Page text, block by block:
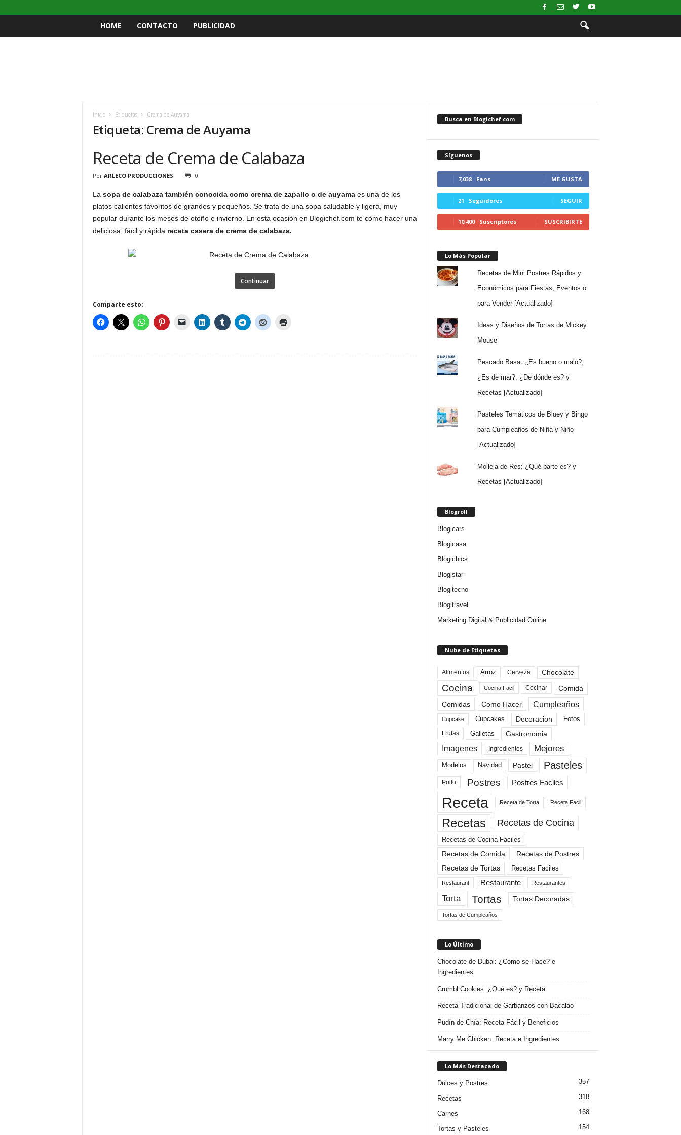
HOME CONTACTO PUBLICIDAD
Inicio Etiquetas Crema de Auyama
Etiqueta: Crema de Auyama
Receta de Crema de Calabaza
Por ARLECO PRODUCCIONES 0
La sopa de calabaza también conocida como crema de zapallo o de auyamaes una de los
platos calientes favoritos de grandes y pequeños. Se trata de una sopa saludable y ligera, muy
popular durante los meses de otoño e invierno. En esta ocasión en Blogichef.com te cómo hacer una
deliciosa, fácil y rápida receta casera de crema de calabaza.
Continuar
Comparte esto:
Busca en Blogichef.com
Síguenos
7,038 Fans ME GUSTA
21 Seguidores SEGUIR
10,400 Suscriptores SUSCRIBIRTE
Lo Más Popular
Recetas de Mini Postres Rápidos y
Económicos para Fiestas, Eventos o
para Vender [Actualizado]
Ideas y Diseños de Tortas de Mickey
Mouse
Pescado Basa: ¿Es bueno o malo?,
¿Es de mar?, ¿De dónde es? y
Recetas [Actualizado]
Pasteles Temáticos de Bluey y Bingo
para Cumpleaños de Niña y Niño
[Actualizado]
Molleja de Res: ¿Qué parte es? y
Recetas [Actualizado]
Blogroll
Blogicars
Blogicasa
Blogichics
Blogistar
Blogitecno
Blogitravel
Marketing Digital & Publicidad Online
Nube de Etiquetas
Alimentos Arroz Cerveza Chocolate
Cocina Cocina Facil Cocinar
Comida
Comidas
Como Hacer Cumpleaños
Cupcake Cupcakes Decoracion Fotos
Frutas Galletas Gastronomia
Imagenes Ingredientes Mejores
Modelos Navidad Pastel Pasteles
Pollo Postres Postres Faciles
Receta Receta de Torta Receta Facil
Recetas Recetas de Cocina
Recetas de Cocina Faciles
Recetas de Comida
Recetas de Postres
Recetas de Tortas
Recetas Faciles
Restaurant Restaurante Restaurantes
Torta Tortas Tortas Decoradas
Tortas de Cumpleaños
Lo Último
Chocolate de Dubai: ¿Cómo se Hace? e
Ingredientes
Crumbl Cookies: ¿Qué es? y Receta
Receta Tradicional de Garbanzos con Bacalao
Pudín de Chía: Receta Fácil y Beneficios
Marry Me Chicken: Receta e Ingredientes
Lo Más Destacado
Dulces y Postres 357
Recetas 318
Carnes 168
Tortas y Pasteles 154